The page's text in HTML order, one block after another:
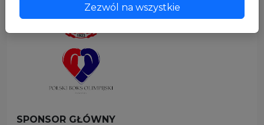
SPONSOR GŁÓWNY
Zezwól na wszystkie